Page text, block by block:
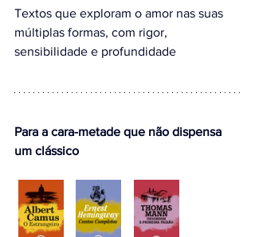
Textos que exploram o amor nas suas
múltiplas formas, com rigor,
sensibilidade e profundidade
Para a cara-metade que não dispensa
um clássico